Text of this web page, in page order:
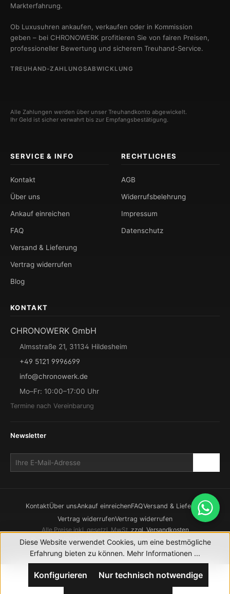
Markterfahrung.
Ob Luxusuhren ankaufen, verkaufen oder in Kommission
geben – bei CHRONOWERK profitieren Sie von fairen Preisen,
professioneller Bewertung und sicherem Treuhand-Service.
TREUHAND-ZAHLUNGSABWICKLUNG
Alle Zahlungen werden über unser Treuhandkonto abgewickelt.
Ihr Geld ist sicher verwahrt bis zur Empfangsbestätigung.
SERVICE & INFO
Kontakt
Über uns
Ankauf einreichen
FAQ
Versand & Lieferung
Vertrag widerrufen
Blog
RECHTLICHES
AGB
Widerrufsbelehrung
Impressum
Datenschutz
KONTAKT
CHRONOWERK GmbH
Almsstraße 21, 31134 Hildesheim
+49 5121 9996699
info@chronowerk.de
Mo–Fr: 10:00–17:00 Uhr
Termine nach Vereinbarung
Newsletter
KontaktÜber unsAnkauf einreichenFAQVersand & Lieferung
Vertrag widerrufenVertrag widerrufen
Alle Preise inkl. gesetzl. MwSt.zzgl. Versandkosten
© 2026 CHRONOWERK GmbH. Alle Rechte vorbehalten.
Realisierung durch XICTRON
Diese Website verwendet Cookies, um eine bestmögliche
Erfahrung bieten zu können. Mehr Informationen ...
Nur technisch notwendige
Konfigurieren